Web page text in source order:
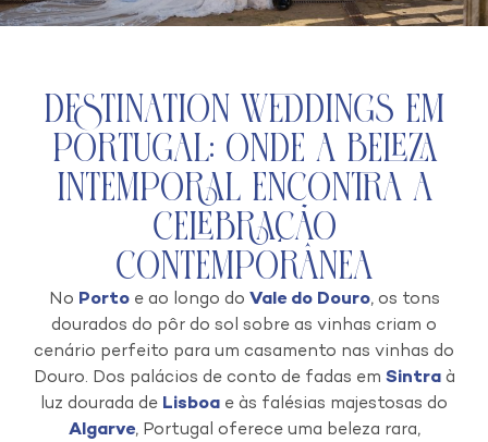
Destination Weddings em
Portugal: Onde a Beleza
Intemporal Encontra a
Celebração
Contemporânea
No Portoe ao longo do Vale do Douro, os tons
dourados do pôr do sol sobre as vinhas criam o
cenário perfeito para um casamento nas vinhas do
Douro. Dos palácios de conto de fadas em Sintraà
luz dourada de Lisboa e às falésias majestosas do
Algarve, Portugal oferece uma beleza rara,